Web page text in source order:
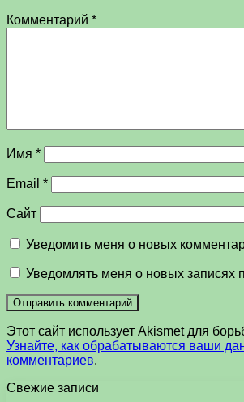
Комментарий *
Имя *
Email *
Сайт
Уведомить меня о новых
Уведомлять меня о новых записях
Этот сайт использует Akismet для
Узнайте, как обрабатываются ваши
комментариев.
Свежие записи